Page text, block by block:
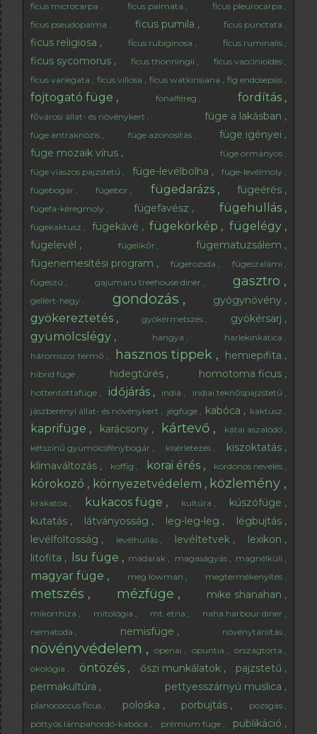
ficus microcarpa
ficus palmata
ficus pleurocarpa
ficus pseudopalma
ficus pumila ficus punctata
ficus religiosa ficus rubiginosa ficus ruminalis
ficus sycomorus ficus thonningii
ficus vaccinioides
ficus variegata
ficus villosa ficus watkinsiana fig endosepsis
fojtogató füge fonalféreg fordítás
fővárosi állat- és növénykert füge a lakásban
füge antraknózis füge azonosítás
füge igényei
füge mozaik vírus
füge ormányos
füge viaszos pajzstetű
füge-levélbolha
füge-levélmoly
fügebogár
fügebor fügedarázs fügeérés
fügefa-kéregmoly fügefavész fügehullás
fügekaktusz fügekávé fügekörkép fügelégy
fügelevél fügelikőr
fügematuzsálem
fügenemesítési program
fügerozsda
fügeszalámi
fügeszú
gajumaru treehouse diner gasztro
gellért-hegy gondozás gyógynövény
gyökereztetés gyökérmetszés gyökérsarj
gyümölcslégy hangya
harlekinkatica
háromszor termő
hasznos tippek hemiepifita
hibrid füge hidegtűrés homotoma ficus
hottentottafüge időjárás india
indiai teknőspajzstetű
jászberényi állat- és növénykert
jégfüge kabóca kaktusz
kaprifüge karácsony kártevő
kátai aszalódó
kétszínű gyümölcsfénybogár
kísérletezés
kiszoktatás
klímaváltozás
koffig korai érés kordonos nevelés
kórokozó környezetvédelem közlemény
krakatoa kukacos füge kultúra
kúszófüge
kutatás
látványosság leg-leg-leg
légbujtás
levélfoltosság
levélhullás levéltetvek
lexikon
litofita
lsu füge madarak magaságyás magnélküli
magyar füge meg lowman megtermékenyítés
metszés mézfüge mike shanahan
mikorrhiza mitológia mt. etna
naha harbour diner
nematoda
nemisfüge növénytársítás
növényvédelem openai opuntia
országtorta
ökológia
öntözés őszi munkálatok
pajzstetű
permakultúra
pettyesszárnyú muslica
planococcus ficus poloska porbujtás
pozsgás
pöttyös lámpahordó-kabóca
prémium füge publikáció